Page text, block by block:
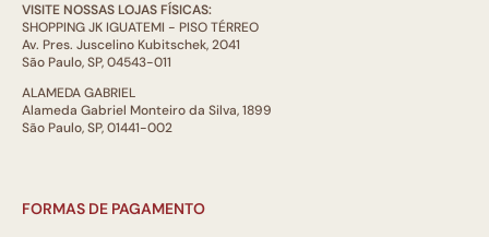
VISITE NOSSAS LOJAS FÍSICAS:
SHOPPING JK IGUATEMI - PISO TÉRREO
Av. Pres. Juscelino Kubitschek, 2041
São Paulo, SP, 04543-011
ALAMEDA GABRIEL
Alameda Gabriel Monteiro da Silva, 1899
São Paulo, SP, 01441-002
FORMAS DE PAGAMENTO